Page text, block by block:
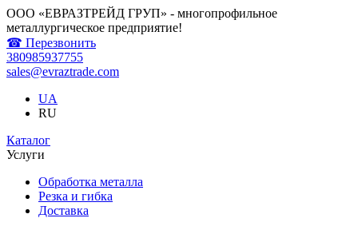
ООО «ЕВРАЗТРЕЙД ГРУП» - многопрофильное
металлургическое предприятие!
☎ Перезвонить
380985937755
sales@evraztrade.com
UA
RU
Каталог
Услуги
Обработка металла
Резка и гибка
Доставка